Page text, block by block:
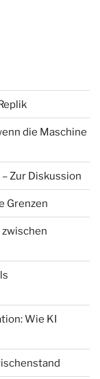
die Maschine
Zur Diskussion
Grenzen
Wie KI